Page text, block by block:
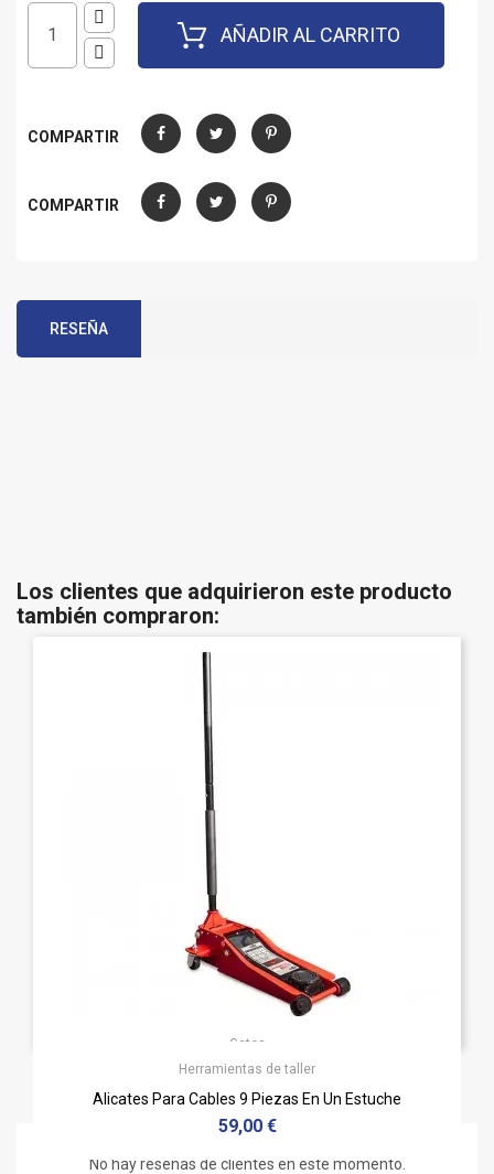
AÑADIR AL CARRITO
COMPARTIR
CompartirTuitear Pinterest
COMPARTIR
CompartirTuitear Pinterest
RESEÑA
Los clientes que adquirieron este producto
también compraron:
Gatos
Gato Carretilla Redats Doble Bomba Perfil Bajo
Precio
149,00 €
Herramientas de taller
Alicates Para Cables 9 Piezas En Un Estuche
Precio
59,00 €
No hay reseñas de clientes en este momento.